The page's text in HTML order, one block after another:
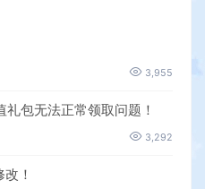
3,955
包无法正常领取问题！
3,292
！